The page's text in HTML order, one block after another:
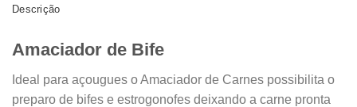
Descrição
Amaciador de Bife
Ideal para açougues o Amaciador de Carnes possibilita o
preparo de bifes e estrogonofes deixando a carne pronta